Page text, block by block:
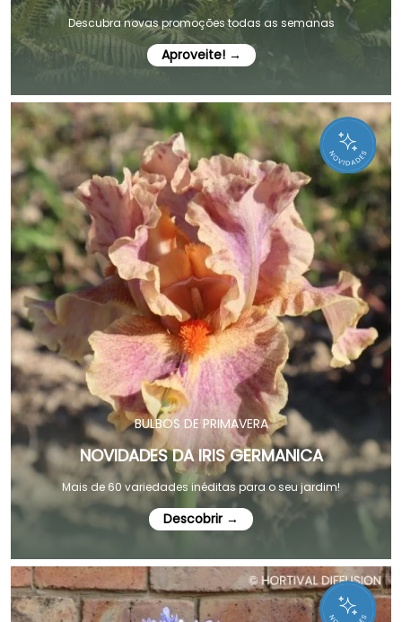
Descubra novas promoções todas as semanas
Aproveite! →
BULBOS DE PRIMAVERA
NOVIDADES DA IRIS GERMANICA
Mais de 60 variedades inéditas para o seu jardim!
Descobrir →